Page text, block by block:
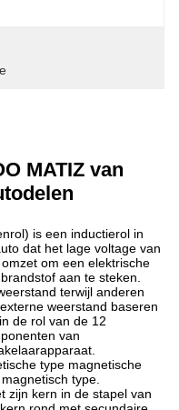
MATIZ van
is een inductierol in
dat het lage voltage van
om een elektrische
aan te steken.
terwijl anderen
weerstand baseren
de rol van de 12
van
type magnetische
type.
zijn kern in de stapel van